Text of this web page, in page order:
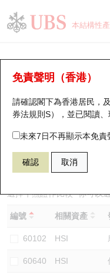
本結構性
免責聲明（香港）
請確認閣下為香港居民，
券法規則S），並已閱讀
未來7日不再顯示本免責
確認 取消
牛熊證分析儀
表現 街貨統計 比較
67438 瑞銀牛
選擇牛熊證作比較 *你可以
編號 相關資產
60102 HSI
60640 HSI
瑞銀認股證一覽
新發行瑞銀認股證
即將到期認股證
認股證到期結算價查詢
認股證分析儀
認股證速算機
街貨統計
比較
牛熊全景快搜
牛熊證搜尋
牛熊證街貨分佈圖
正股牛熊證列表
新發行瑞銀牛熊證
已收回牛熊證剩餘價值
街貨統計
比較
十大升幅/跌幅
十大認股證成交分佈
十天股證佔大市成交
資金流
街貨統計
三十大平均引伸波幅
正股分析儀
二十大活躍股份
恒指成份股
國指成份股
科指成份股
相關資產沽空
持股比重
顯示所有持股比重
每月輪證大市專題
輪證專欄
講座及教育短片
認股證投資者教育
牛熊證投資者教育
認股證牛熊證常問問題